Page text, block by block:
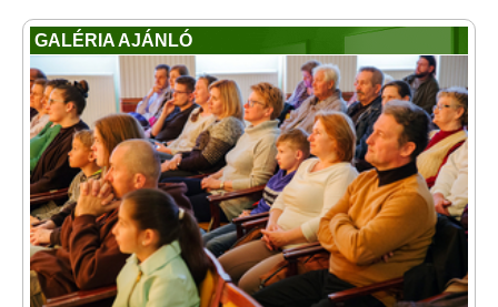
GALÉRIA AJÁNLÓ